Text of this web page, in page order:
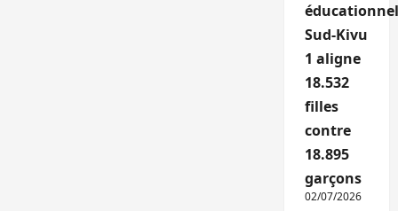
Sud-Kivu
1 aligne
18.532
filles
contre
18.895
garçons
02/07/2026